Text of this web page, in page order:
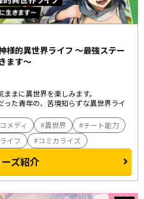
様的異世界ライフ ～最強ステー
ます～
まに異世界を楽しみます。
た青年の、苦境知らずな異世界ライ
コメディ 異世界
チート能力
イフ コミカライズ
ズ紹介